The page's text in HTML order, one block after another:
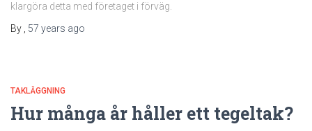
klargöra detta med företaget i förväg.
By
57 years ago
TAKLÄGGNING
Hur många år håller ett tegeltak?